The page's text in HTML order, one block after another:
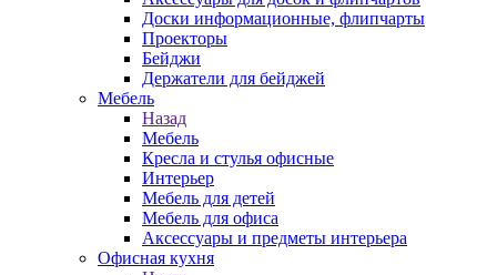
Доски информационные, флипчарты
Проекторы
Бейджи
Держатели для бейджей
Мебель
Назад
Мебель
Кресла и стулья офисные
Интерьер
Мебель для детей
Мебель для офиса
Аксессуары и предметы интерьера
Офисная кухня